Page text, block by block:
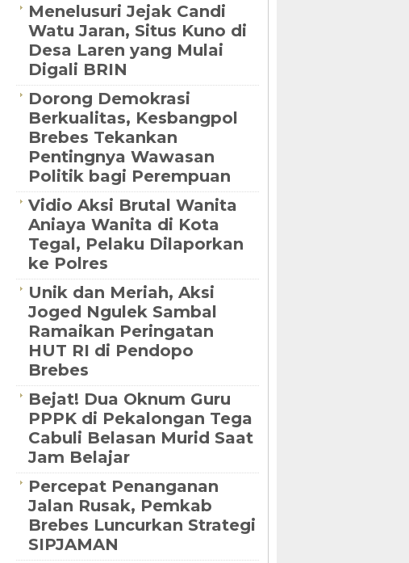
Menelusuri Jejak Candi
Watu Jaran, Situs Kuno di
Desa Laren yang Mulai
Digali BRIN
Dorong Demokrasi
Berkualitas, Kesbangpol
Brebes Tekankan
Pentingnya Wawasan
Politik bagi Perempuan
Vidio Aksi Brutal Wanita
Aniaya Wanita di Kota
Tegal, Pelaku Dilaporkan
ke Polres
Unik dan Meriah, Aksi
Joged Ngulek Sambal
Ramaikan Peringatan
HUT RI di Pendopo
Brebes
Bejat! Dua Oknum Guru
PPPK di Pekalongan Tega
Cabuli Belasan Murid Saat
Jam Belajar
Percepat Penanganan
Jalan Rusak, Pemkab
Brebes Luncurkan Strategi
SIPJAMAN